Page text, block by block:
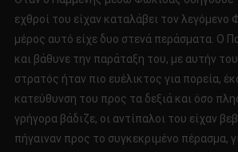
εχθροί του είχαν καταλάβει τον
μέρος αυτό είχε δυο στενά περάσματα. Ο
και βάθυνε την παράταξη του, με αυτήν
στρατός ήταν πιο ευέλικτος για πορεία,
κατεύθυνση του προς τα δεξιά και όσο
γρήγορα βάδιζε, οι αντίπαλοι του είχαν
πήγαιναν προς το συγκεκριμένο πέρασμα,